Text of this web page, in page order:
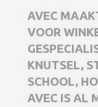
AVEC
VOOR
KNUTSEL,
SCHOOL,
AVEC IS AL